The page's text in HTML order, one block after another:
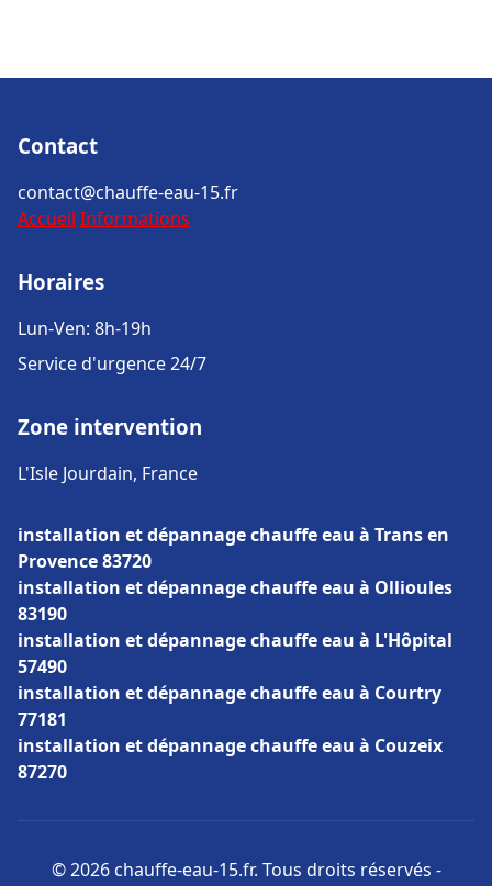
Contact
contact@chauffe-eau-15.fr
Accueil Informations
Horaires
Lun-Ven: 8h-19h
Service d'urgence 24/7
Zone intervention
L'Isle Jourdain, France
installation et dépannage chauffe eau à Trans en
Provence 83720
installation et dépannage chauffe eau à Ollioules
83190
installation et dépannage chauffe eau à L'Hôpital
57490
installation et dépannage chauffe eau à Courtry
77181
installation et dépannage chauffe eau à Couzeix
87270
© 2026 chauffe-eau-15.fr. Tous droits réservés -